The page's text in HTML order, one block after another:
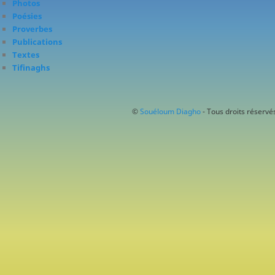
Photos
Poésies
Proverbes
Publications
Textes
Tifinaghs
© Souéloum Diagho- Tous droits